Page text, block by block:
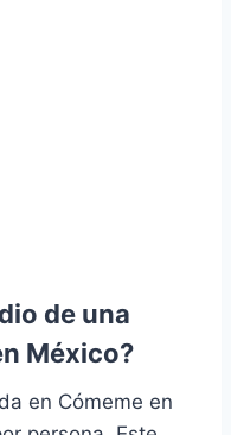
de una
México?
en Cómeme en